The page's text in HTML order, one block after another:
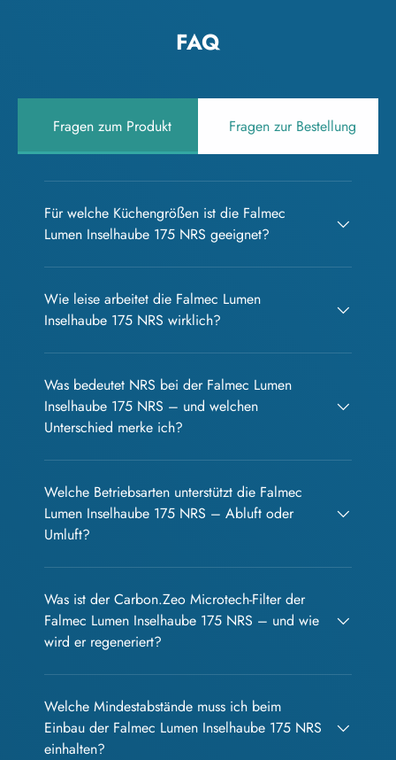
FAQ
Fragen zum Produkt Fragen zur Bestellung
Für welche Küchengrößen ist die Falmec
Lumen Inselhaube 175 NRS geeignet?
Wie leise arbeitet die Falmec Lumen
Inselhaube 175 NRS wirklich?
Was bedeutet NRS bei der Falmec Lumen
Inselhaube 175 NRS – und welchen
Unterschied merke ich?
Welche Betriebsarten unterstützt die Falmec
Lumen Inselhaube 175 NRS – Abluft oder
Umluft?
Was ist der Carbon.Zeo Microtech-Filter der
Falmec Lumen Inselhaube 175 NRS – und wie
wird er regeneriert?
Welche Mindestabstände muss ich beim
Einbau der Falmec Lumen Inselhaube 175 NRS
einhalten?